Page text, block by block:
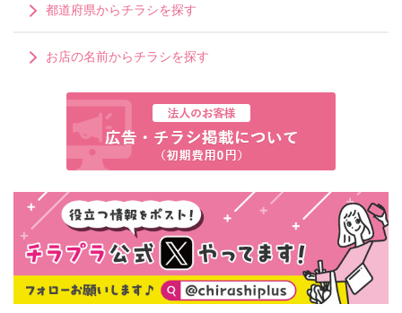
都道府県からチラシを探す
お店の名前からチラシを探す